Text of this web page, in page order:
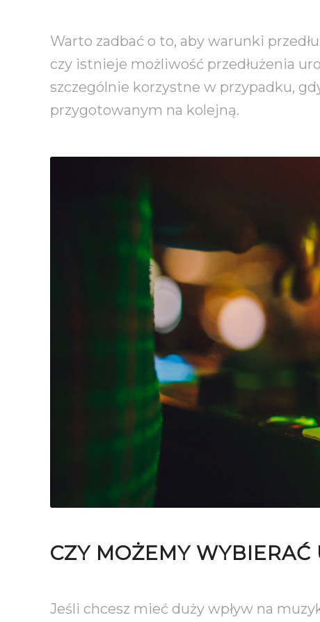
Warto zadbać o to, aby warunki
czy istnieje możliwość przedłużenia
szczególnie korzystne w przypadku,
przygotowanym na kolejną.
CZY MOŻEMY WYBIERAĆ
Jeśli chcesz mieć duży wpływ na